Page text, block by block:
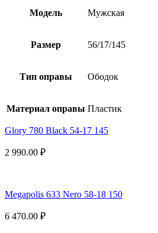
Модель Мужская
Размер 56/17/145
Тип оправы Ободок
Материал оправы Пластик
Glory 780 Black 54-17 145
2 990.00 ₽
Megapolis 633 Nero 58-18 150
6 470.00 ₽